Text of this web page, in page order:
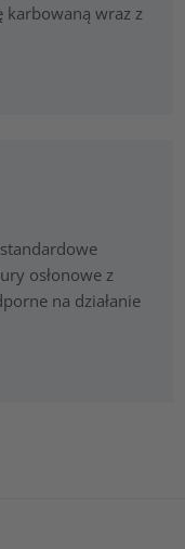
karbowaną wraz z
osłonowe z
na działanie